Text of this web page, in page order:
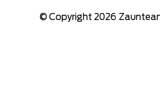
© Copyright 2026